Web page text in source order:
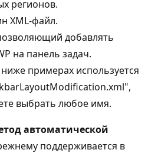
регионов.
XML-файл.
добавлять
на панель задач.
примерах используется
выбрать любое имя.
автоматической
поддерживается в